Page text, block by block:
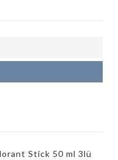
Stick 50 ml 3lü